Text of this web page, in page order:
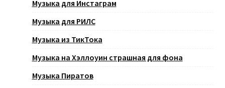
Музыка для Инстаграм
Музыка для РИЛС
Музыка из ТикТока
Музыка на Хэллоуин страшная для фона
Музыка Пиратов